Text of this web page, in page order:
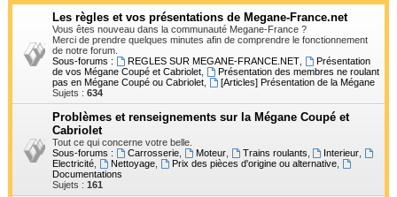
h
Les règles et vos présentations de Megane-France.net
Vous êtes nouveau dans la communauté Megane-France ?
Merci de prendre quelques minutes afin de comprendre le fonctionnement
de notre forum.
Sous-forums :
REGLES SUR MEGANE-FRANCE.NET,
Présentation
de vos Mégane Coupé et Cabriolet
Présentation des membres ne roulant
pas en Mégane Coupé ou Cabriolet
[Articles] Présentation de la Mégane
Sujets : 634
Problèmes et renseignements sur la Mégane Coupé et
Cabriolet
Tout ce qui concerne votre belle.
Sous-forums :
Carrosserie, Moteur, Trains roulants Interieur
Electricité
Nettoyage, Prix des pièces d'origine ou alternative,
Documentations
Sujets : 161